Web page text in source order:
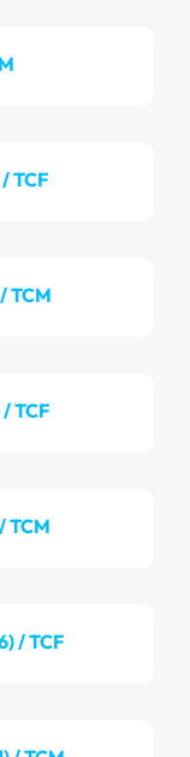
TCF
TCM
TCF
TCM
/ TCF